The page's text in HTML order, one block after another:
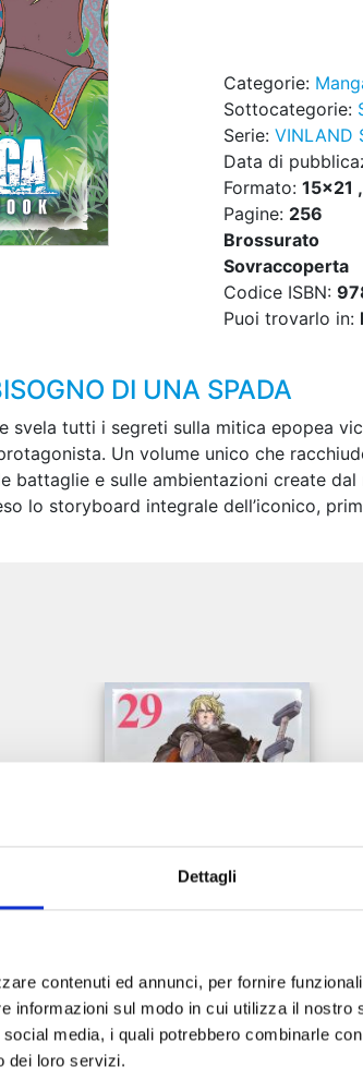
Dettagli
contenuti ed annunci, per fornire
informazioni sul modo in cui utilizza il
media, i quali potrebbero combinarle
dei loro servizi.
Categorie:
Sottocategorie:
Serie: VINLAND
Data di
Formato: 15x21
Pagine: 256
Brossurato
Sovraccoperta
Codice ISBN:
Puoi trovarlo in:
DI UNA SPADA
svela tutti i segreti sulla mitica epopea
Un volume unico che
battaglie e sulle ambientazioni create
lo storyboard integrale dell’iconico,
VINLAND SAGA n. 29